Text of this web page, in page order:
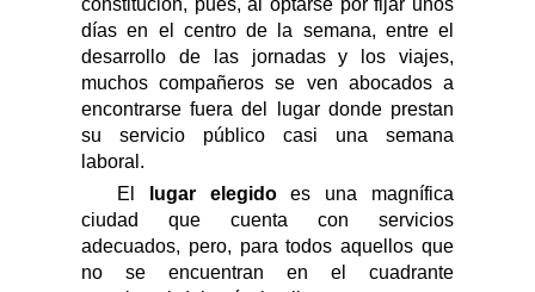
constitución, pues, al optarse por fijar unos
días en el centro de la semana, entre el
desarrollo de las jornadasy los viajes,
muchos compañeros se ven abocados a
encontrarse fuera del lugar donde prestan
su servicio público casi una semana
laboral .
El
lugar elegidoes una magnífica
ciudad que cuenta con servicios
adecuados, pero, para todos aquellos que
no se encuentran en el cuadrante